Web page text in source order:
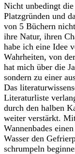
Nicht unbedingt die
Platzgründen und
von 5 Büchern
ihre Natur, ihren
habe ich eine Idee
Wahrheiten, von
hat mich über die
sondern zu einer
Das
Literaturliste
durch den halben
weiter verstärkt.
Wannenbades
Wasser den
schrumpeln